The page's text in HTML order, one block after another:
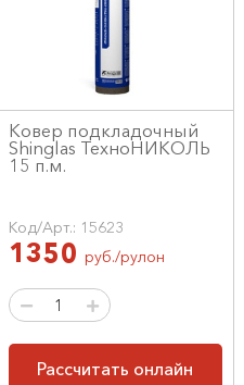
Ковер подкладочный
Shinglas ТехноНИКОЛЬ
15 п.м.
Код/Арт.: 15623
1350 руб./рулон
Рассчитать онлайн